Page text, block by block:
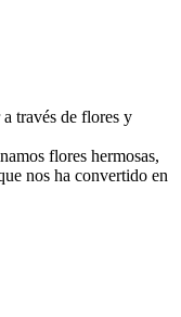
través de flores y
flores hermosas,
nos ha convertido en